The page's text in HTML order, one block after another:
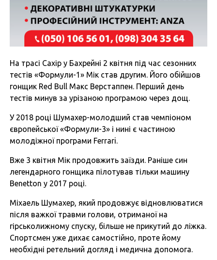
На трасі Сахір у Бахрейні 2 квітня під час сезонних
тестів «Формули-1» Мік став другим. Його обійшов
гонщик Red Bull Макс Верстаппен. Перший день
тестів минув за урізаною програмою через дощ.
У 2018 році Шумахер-молодший став чемпіоном
європейської «Формули-3» і нині є частиною
молодіжної програми Ferrari.
Вже 3 квітня Мік продовжить заїзди. Раніше син
легендарного гонщика пілотував тільки машину
Benetton у 2017 році.
Міхаель Шумахер, який продовжує відновлюватися
після важкої травми голови, отриманої на
гірськолижному спуску, більше не прикутий до ліжка.
Спортсмен уже дихає самостійно, проте йому
необхідні ретельний догляд і медична допомога.